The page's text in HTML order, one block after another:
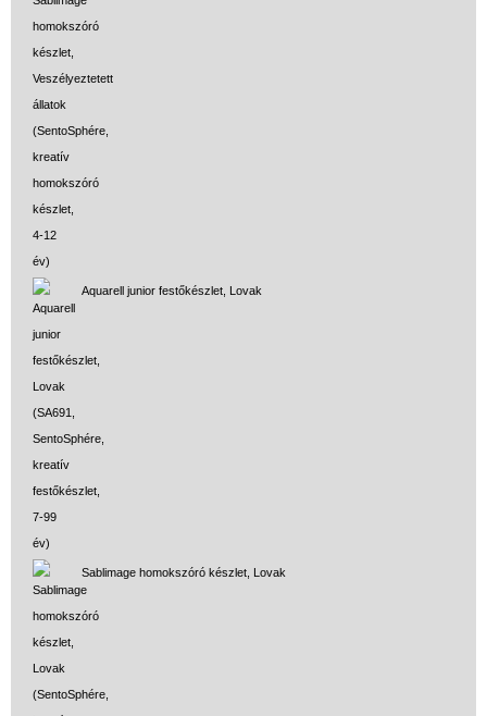
Aquarell junior festőkészlet, Lovak
Sablimage homokszóró készlet, Lovak